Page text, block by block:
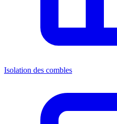
Isolation des combles